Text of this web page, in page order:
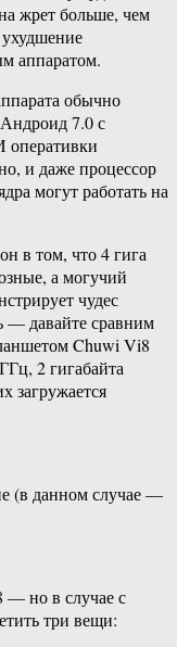
жрет больше, чем
аппаратом.
обычно
7.0 с
оперативки
и даже процессор
могут работать на
в том, что 4 гига
а могучий
чудес
— давайте сравним
Chuwi Vi8
2 гигабайта
загружается
(в данном случае —
— но в случае с
три вещи: